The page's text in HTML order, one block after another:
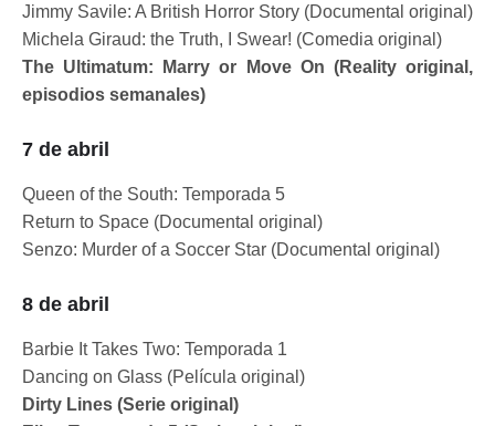
Jimmy Savile: A British Horror Story (Documental original)
Michela Giraud: the Truth, I Swear! (Comedia original)
The Ultimatum: Marry or Move On (Reality original,
episodios semanales)
7 de abril
Queen of the South: Temporada 5
Return to Space (Documental original)
Senzo: Murder of a Soccer Star (Documental original)
8 de abril
Barbie It Takes Two: Temporada 1
Dancing on Glass (Película original)
Dirty Lines (Serie original)